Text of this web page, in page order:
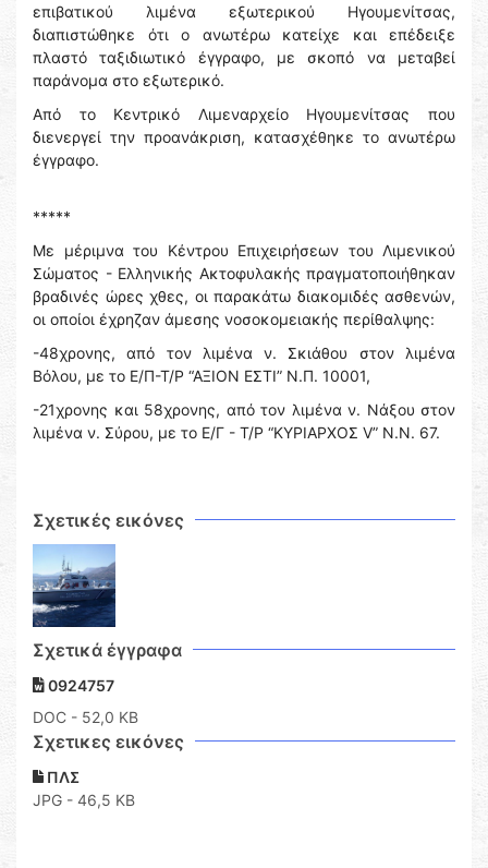
επιβατικού λιμένα εξωτερικού Ηγουμενίτσας,
διαπιστώθηκε ότι ο ανωτέρω κατείχε και επέδειξε
πλαστό ταξιδιωτικό έγγραφο, με σκοπό να μεταβεί
παράνομα στο εξωτερικό.
Από το Κεντρικό Λιμεναρχείο Ηγουμενίτσας που
διενεργεί την προανάκριση, κατασχέθηκε το ανωτέρω
έγγραφο.
*****
Με μέριμνα του Κέντρου Επιχειρήσεων του Λιμενικού
Σώματος - Ελληνικής Ακτοφυλακής πραγματοποιήθηκαν
βραδινές ώρες χθες, οι παρακάτω διακομιδές ασθενών,
οι οποίοι έχρηζαν άμεσης νοσοκομειακής περίθαλψης:
-48χρονης, από τον λιμένα ν. Σκιάθου στον λιμένα
Βόλου, με το Ε/Π-Τ/Ρ “ΑΞΙΟΝ ΕΣΤΙ” Ν.Π. 10001,
-21χρονης και 58χρονης, από τον λιμένα ν. Νάξου στον
λιμένα ν. Σύρου, με το Ε/Γ - Τ/Ρ “ΚΥΡΙΑΡΧΟΣ V” Ν.N. 67.
Σχετικές εικόνες
Σχετικά έγγραφα
0924757
DOC - 52,0 KB
Σχετικες εικόνες
ΠΛΣ
JPG - 46,5 KB